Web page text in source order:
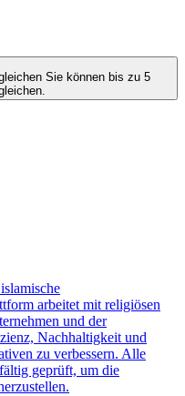
Sie können bis zu 5
arbeitet mit religiösen
und der
Nachhaltigkeit und
zu verbessern. Alle
geprüft, um die